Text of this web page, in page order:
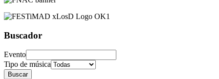
Buscador
Evento
Tipo de música
Buscar